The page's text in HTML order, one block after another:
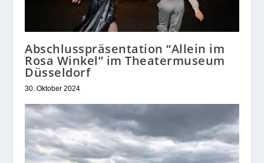
Abschlusspräsentation “Allein im
Rosa Winkel” im Theatermuseum
Düsseldorf
30. Oktober 2024